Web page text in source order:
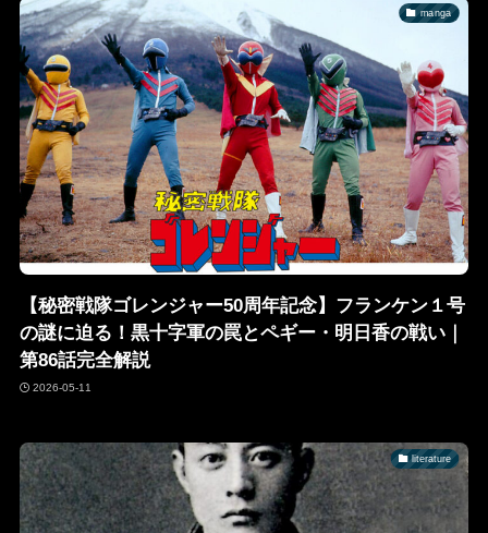
manga
【秘密戦隊ゴレンジャー50周年記念】フランケン１号
の謎に迫る！黒十字軍の罠とペギー・明日香の戦い｜
第86話完全解説
2026-05-11
literature